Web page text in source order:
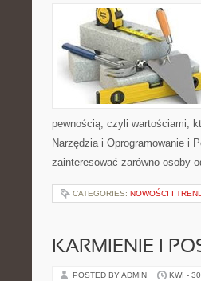
pewnością, czyli wartościami,
Narzędzia i Oprogramowanie i
zainteresować zarówno osoby
CATEGORIES: NOWOŚCI I
KARMIENIE I
POSTED BY ADMIN KWI -